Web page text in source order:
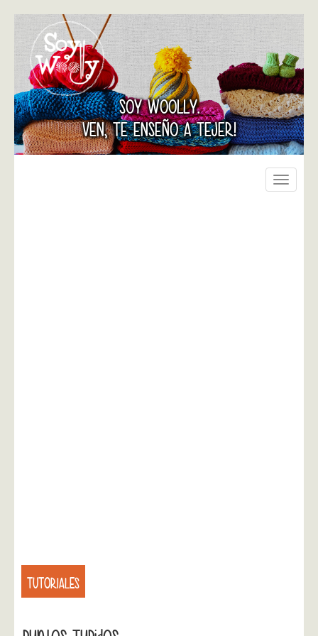
SOY WOOLLY.
VEN, TE ENSEÑO A TEJER!
Toggle
TUTORIALES